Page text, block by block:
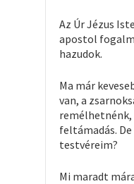
Az Úr Jézus
apostol
hazudok.
Ma már
van, a
remélhetnénk,
feltámadás.
testvéreim?
Mi maradt